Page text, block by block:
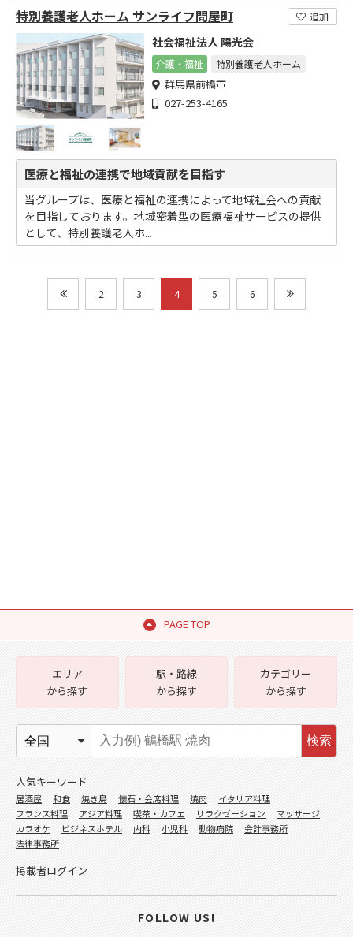
特別養護老人ホーム サンライフ問屋町 追加
社会福祉法人 陽光会
介護・福祉 特別養護老人ホーム
群馬県前橋市
027-253-4165
医療と福祉の連携で地域貢献を目指す
当グループは、医療と福祉の連携によって地域社会への貢献
を目指しております。地域密着型の医療福祉サービスの提供
として、特別養護老人ホ...
2 3 4 5 6
PAGE TOP
エリア
から探す
駅・路線
から探す
カテゴリー
から探す
検索
人気キーワード
居酒屋 和食 焼き鳥 懐石・会席料理 焼肉
イタリア料理
フランス料理
アジア料理 喫茶・カフェ リラクゼーション
マッサージ
カラオケ
ビジネスホテル 内科 小児科 動物病院
会計事務所
法律事務所
掲載者ログイン
FOLLOW US!